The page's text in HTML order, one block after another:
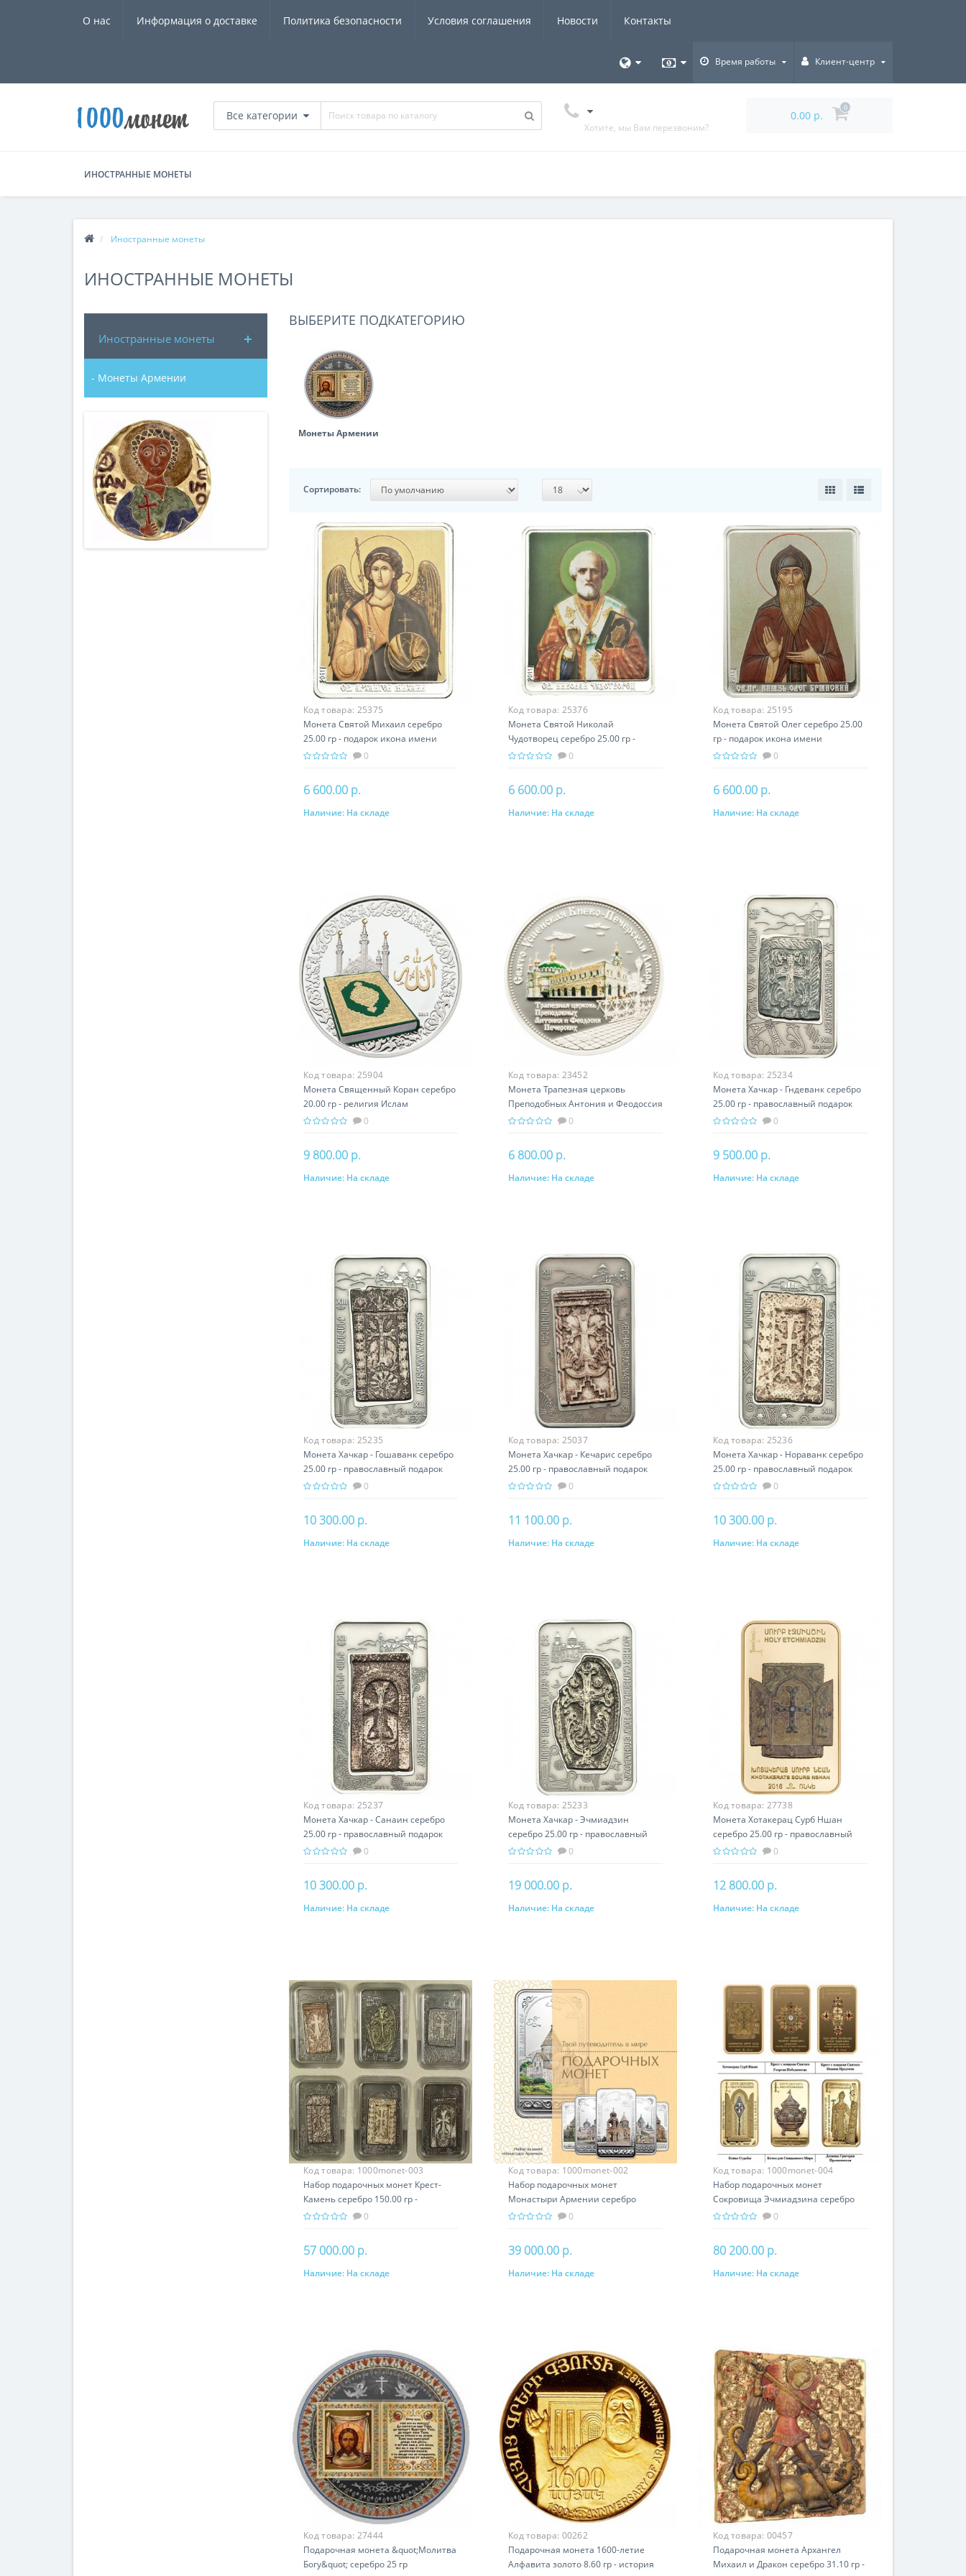
О нас Информация о доставке Политика безопасности Условия соглашения Новости Контакты
Время работы Клиент-центр
Все категории
Хотите, мы Вам перезвоним?
0.00 р.
0
ИНОСТРАННЫЕ МОНЕТЫ
Иностранные монеты
ИНОСТРАННЫЕ МОНЕТЫ
Иностранные монеты
- Монеты Армении
ВЫБЕРИТЕ ПОДКАТЕГОРИЮ
Монеты Армении
Сортировать:
Код товара: 25375
Монета Святой Михаил серебро
25.00 гр - подарок икона имени
0
6 600.00 р.
В корзину
Наличие: На складе
Код товара: 25376
Монета Святой Николай
Чудотворец серебро 25.00 гр -
подарок икона имени
0
6 600.00 р.
В корзину
Наличие: На складе
Код товара: 25195
Монета Святой Олег серебро 25.00
гр - подарок икона имени
0
6 600.00 р.
В корзину
Наличие: На складе
Код товара: 25904
Монета Священный Кoран серебро
20.00 гр - религия Ислам
0
9 800.00 р.
В корзину
Наличие: На складе
Код товара: 23452
Монета Трапезная церковь
Преподобных Антония и Феодоссия
Печерских серебро 31.10 гр
0
6 800.00 р.
В корзину
Наличие: На складе
Код товара: 25234
Монета Хачкар - Гндеванк серебро
25.00 гр - православный подарок
Армении
0
9 500.00 р.
В корзину
Наличие: На складе
Код товара: 25235
Монета Хачкар - Гошаванк серебро
25.00 гр - православный подарок
Армении
0
10 300.00 р.
В корзину
Наличие: На складе
Код товара: 25037
Монета Хачкар - Кечарис серебро
25.00 гр - православный подарок
Армении
0
11 100.00 р.
В корзину
Наличие: На складе
Код товара: 25236
Монета Хачкар - Нораванк серебро
25.00 гр - православный подарок
Армении
0
10 300.00 р.
В корзину
Наличие: На складе
Код товара: 25237
Монета Хачкар - Санаин серебро
25.00 гр - православный подарок
Армении
0
10 300.00 р.
В корзину
Наличие: На складе
Код товара: 25233
Монета Хачкар - Эчмиадзин
серебро 25.00 гр - православный
подарок Армении
0
19 000.00 р.
В корзину
Наличие: На складе
Код товара: 27738
Монета Хотакерац Сурб Ншан
серебро 25.00 гр - православный
подарок Армении
0
12 800.00 р.
В корзину
Наличие: На складе
Код товара: 1000monet-003
Набор подарочных монет Крест-
Камень серебро 150.00 гр -
провославный подарок Армении,
0
57 000.00 р.
В корзину
Наличие: На складе
Код товара: 1000monet-002
Набор подарочных монет
Монастыри Армении серебро
150.00 гр - православный подарок
0
39 000.00 р.
В корзину
Наличие: На складе
Код товара: 1000monet-004
Набор подарочных монет
Сокровища Эчмиадзина серебро
150.00 гр - православный подарок
0
80 200.00 р.
В корзину
Наличие: На складе
Код товара: 27444
Подарочная монета &quot;Молитва
Богу&quot; серебро 25 гр
Код товара: 00262
Подарочная монета 1600-летие
Алфавита золото 8.60 гр - история
Код товара: 00457
Подарочная монета Архангел
Михаил и Дракон серебро 31.10 гр -